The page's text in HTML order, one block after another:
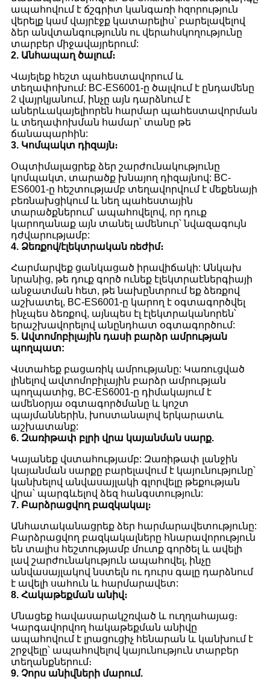
ապահովում է ճշգրիտ կանգառի հզորություն
վերելք կամ վայրէջք կատարելիս՝ բարելավելով
ձեր անվտանգությունն ու վերահսկողությունը
տարբեր միջավայրերում:
2. Անհապաղ ծալում։
Վայելեք հեշտ պահեստավորում և
տեղափոխում: BC-ES6001-ը ծալվում է ընդամենը
2 վայրկյանում, ինչը այն դարձնում է
աներևակայելիորեն հարմար պահեստավորման
և տեղափոխման համար՝ տանը թե
ճանապարհին:
3. Կոմպակտ դիզայն։
Օպտիմալացրեք ձեր շարժունակությունը
կոմպակտ, տարածք խնայող դիզայնով: BC-
ES6001-ը հեշտությամբ տեղավորվում է մեքենայի
բեռնախցիկում և նեղ պահեստային
տարածքներում՝ ապահովելով, որ դուք
կարողանաք այն տանել ամենուր՝ նվազագույն
դժվարությամբ:
4. Ձեռքով/էլեկտրական ռեժիմ։
Հարմարվեք ցանկացած իրավիճակի: Անկախ
նրանից, թե դուք գործ ունեք էլեկտրաէներգիայի
անջատման հետ, թե նախընտրում եք ձեռքով
աշխատել, BC-ES6001-ը կարող է օգտագործվել
ինչպես ձեռքով, այնպես էլ էլեկտրականորեն՝
երաշխավորելով անընդհատ օգտագործում:
5. Ավտոմոբիլային դասի բարձր ամրության
պողպատ:
Վստահեք բացառիկ ամրությանը: Կառուցված
լինելով ավտոմոբիլային բարձր ամրության
պողպատից, BC-ES6001-ը դիմակայում է
ամենօրյա օգտագործմանը և կոշտ
պայմաններին, խոստանալով երկարատև
աշխատանք:
6. Զառիթափ բլրի վրա կայանման սարք.
Կայանեք վստահությամբ: Զառիթափ լանջին
կայանման սարքը բարելավում է կայունությունը՝
կանխելով անվասայլակի գլորվելը թեքության
վրա՝ պարգևելով ձեզ հանգստություն:
7. Բարձրացվող բազկակալ։
Անհատականացրեք ձեր հարմարավետությունը:
Բարձրացվող բազկակալները հնարավորություն
են տալիս հեշտությամբ մուտք գործել և ավելի
լավ շարժունակություն ապահովել, ինչը
անվասայլակով նստելն ու դուրս գալը դարձնում
է ավելի սահուն և հարմարավետ:
8. Հակաթեքման անիվ։
Մնացեք հավասարակշռված և ուղղահայաց։
Կարգավորվող հակաթեքման անիվը
ապահովում է լրացուցիչ հենարան և կանխում է
շրջվելը՝ ապահովելով կայունություն տարբեր
տեղանքներում։
9. Չորս անիվների մարում.